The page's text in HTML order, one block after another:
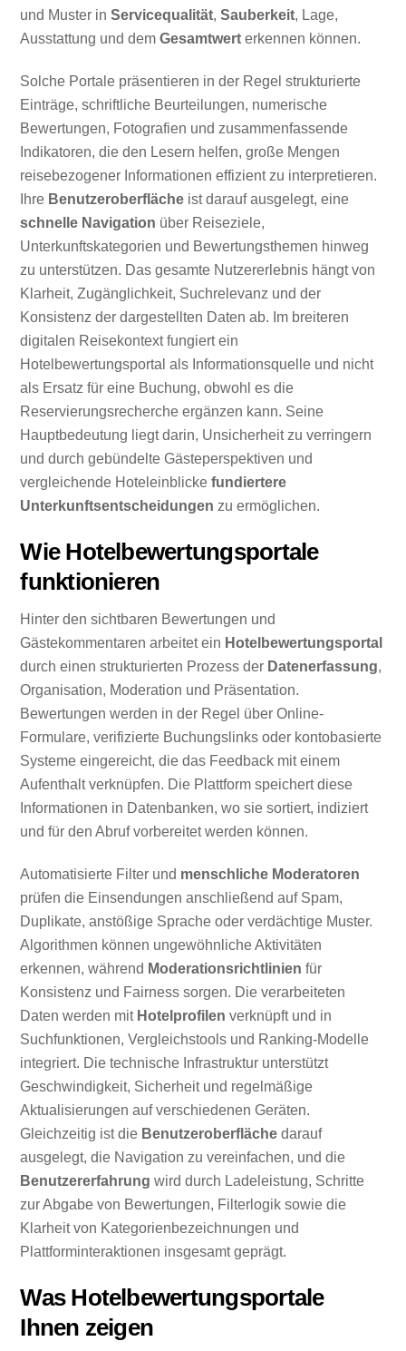
und Muster inServicequalität,Sauberkeit, Lage,
Ausstattung und demGesamtwert erkennen können.
Solche Portale präsentieren in der Regel strukturierte
Einträge, schriftliche Beurteilungen, numerische
Bewertungen, Fotografien und zusammenfassende
Indikatoren, die den Lesern helfen, große Mengen
reisebezogener Informationen effizient zu interpretieren.
Ihre Benutzeroberfläche ist darauf ausgelegt, eine
schnelle Navigation über Reiseziele,
Unterkunftskategorien und Bewertungsthemen hinweg
zu unterstützen. Das gesamte Nutzererlebnis hängt von
Klarheit, Zugänglichkeit, Suchrelevanz und der
Konsistenz der dargestellten Daten ab. Im breiteren
digitalen Reisekontext fungiert ein
Hotelbewertungsportal als Informationsquelle und nicht
als Ersatz für eine Buchung, obwohl es die
Reservierungsrecherche ergänzen kann. Seine
Hauptbedeutung liegt darin, Unsicherheit zu verringern
und durch gebündelte Gästeperspektiven und
vergleichende Hoteleinblickefundiertere
Unterkunftsentscheidungen zu ermöglichen.
Wie Hotelbewertungsportale
funktionieren
Hinter den sichtbaren Bewertungen und
Gästekommentaren arbeitet ein Hotelbewertungsportal
durch einen strukturierten Prozess der Datenerfassung,
Organisation, Moderation und Präsentation.
Bewertungen werden in der Regel über Online-
Formulare, verifizierte Buchungslinks oder kontobasierte
Systeme eingereicht, die das Feedback mit einem
Aufenthalt verknüpfen. Die Plattform speichert diese
Informationen in Datenbanken, wo sie sortiert, indiziert
und für den Abruf vorbereitet werden können.
Automatisierte Filter und menschliche Moderatoren
prüfen die Einsendungen anschließend auf Spam,
Duplikate, anstößige Sprache oder verdächtige Muster.
Algorithmen können ungewöhnliche Aktivitäten
erkennen, während Moderationsrichtlinien für
Konsistenz und Fairness sorgen. Die verarbeiteten
Daten werden mit Hotelprofilen verknüpft und in
Suchfunktionen, Vergleichstools und Ranking-Modelle
integriert. Die technische Infrastruktur unterstützt
Geschwindigkeit, Sicherheit und regelmäßige
Aktualisierungen auf verschiedenen Geräten.
Gleichzeitig ist die Benutzeroberfläche darauf
ausgelegt, die Navigation zu vereinfachen, und die
Benutzererfahrung wird durch Ladeleistung, Schritte
zur Abgabe von Bewertungen, Filterlogik sowie die
Klarheit von Kategorienbezeichnungen und
Plattforminteraktionen insgesamt geprägt.
Was Hotelbewertungsportale
Ihnen zeigen